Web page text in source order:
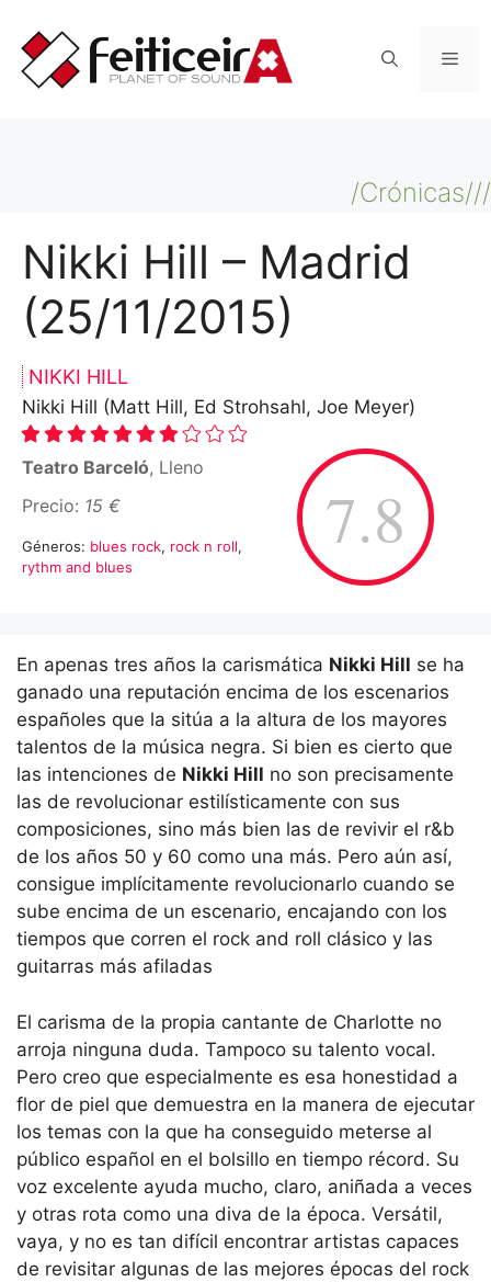
contenido
/Crónicas///
Nikki Hill – Madrid
(25/11/2015)
NIKKI HILL
Nikki Hill (Matt Hill, Ed Strohsahl, Joe Meyer)
7.8
Teatro Barceló, Lleno
Precio: 15 €
Géneros: blues rock, rock n roll,
rythm and blues
En apenas tres años la carismática Nikki Hill se ha
ganado una reputación encima de los escenarios
españoles que la sitúa a la altura de los mayores
talentos de la música negra. Si bien es cierto que
las intenciones de Nikki Hill no son precisamente
las de revolucionar estilísticamente con sus
composiciones, sino más bien las de revivir el r&b
de los años 50 y 60 como una más. Pero aún así,
consigue implícitamente revolucionarlo cuando se
sube encima de un escenario, encajando con los
tiempos que corren el rock and roll clásico y las
guitarras más afiladas
El carisma de la propia cantante de Charlotte no
arroja ninguna duda. Tampoco su talento vocal.
Pero creo que especialmente es esa honestidad a
flor de piel que demuestra en la manera de ejecutar
los temas con la que ha conseguido meterse al
público español en el bolsillo en tiempo récord. Su
voz excelente ayuda mucho, claro, aniñada a veces
y otras rota como una diva de la época. Versátil,
vaya, y no es tan difícil encontrar artistas capaces
de revisitar algunas de las mejores épocas del rock